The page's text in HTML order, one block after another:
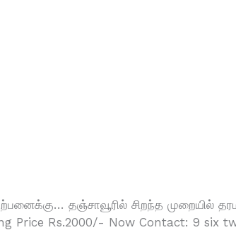
தஞ்சாவூரில் சிறந்த முறையில்
Rs.2000/- Now Contact: 9 six